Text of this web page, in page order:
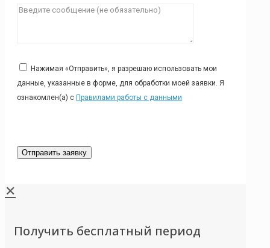
Нажимая «Отправить», я разрешаю использовать мои
данные, указанные в форме, для обработки моей заявки. Я
ознакомлен(а) с Правилами работы с данными
✕
Получить бесплатный период